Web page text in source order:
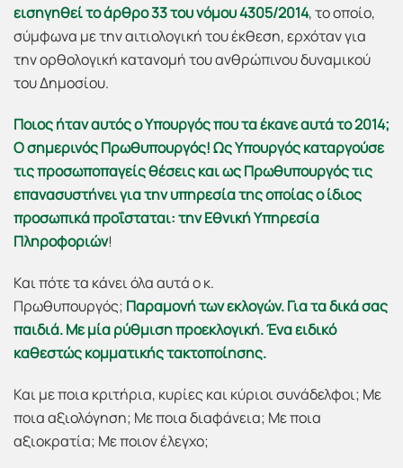
εισηγηθεί το άρθρο 33 του νόμου 4305/2014, το οποίο,
σύμφωνα με την αιτιολογική του έκθεση, ερχόταν για
την ορθολογική κατανομή του ανθρώπινου δυναμικού
του Δημοσίου.
Ποιος ήταν αυτός ο Υπουργός που τα έκανε αυτά το 2014;
Ο σημερινός Πρωθυπουργός!Ως Υπουργός καταργούσε
τις προσωποπαγείς θέσεις και ως Πρωθυπουργός τις
επανασυστήνει για την υπηρεσία της οποίας ο ίδιος
προσωπικά προΐσταται: την Εθνική Υπηρεσία
Πληροφοριών!
Και πότε τα κάνει όλα αυτά ο κ.
Πρωθυπουργός; Παραμονή των εκλογών. Για τα δικά σας
παιδιά. Με μία ρύθμιση προεκλογική. Ένα ειδικό
καθεστώς κομματικής τακτοποίησης.
Και με ποια κριτήρια, κυρίες και κύριοι συνάδελφοι; Με
ποια αξιολόγηση; Με ποια διαφάνεια; Με ποια
αξιοκρατία; Με ποιον έλεγχο;